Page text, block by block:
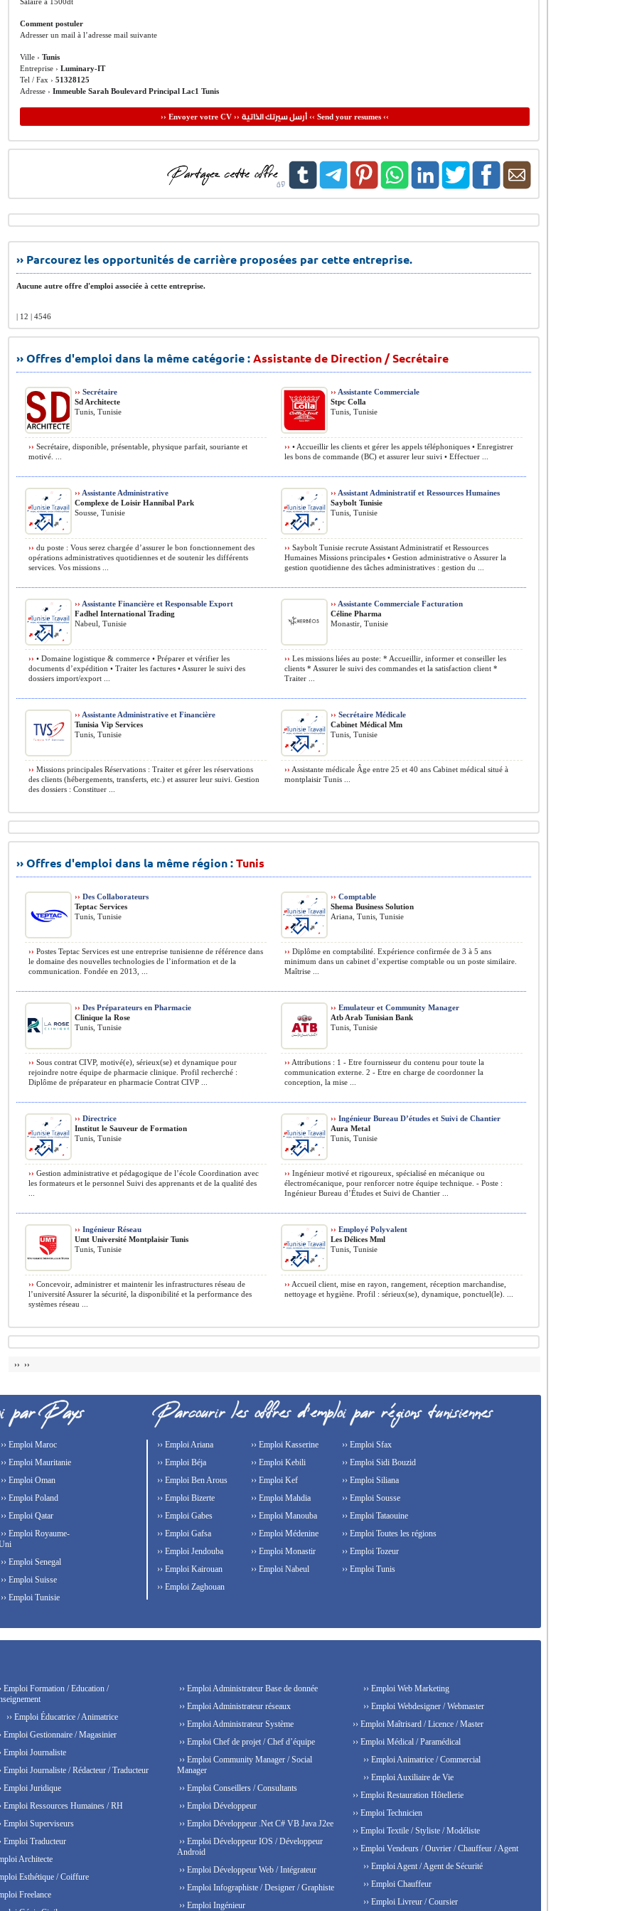
Comment postuler
Adresser un mail à l’adresse mail suivante
Ville › Tunis
Entreprise › Luminary-IT
Tel / Fax › 51328125
Adresse › Immeuble Sarah Boulevard Principal Lac1 Tunis
›› Envoyer votre CV ›› أرسل سيرتك الذاتية‹‹ Send your resumes ‹‹
›› Parcourez les opportunités de carrière proposées par cette entreprise.
Aucune autre offre d'emploi associée à cette entreprise.
| 12 | 4546
›› Offres d'emploi dans la même catégorie :Assistante de Direction / Secrétaire
›› Secrétaire
Sd Architecte
Tunis, Tunisie
›› Secrétaire, disponible, présentable, physique parfait, souriante et
motivé. ...
›› Assistante Commerciale
Stpc Colla
Tunis, Tunisie
›› • Accueillir les clients et gérer les appels téléphoniques • Enregistrer
les bons de commande (BC) et assurer leur suivi • Effectuer ...
›› Assistante Administrative
Complexe de Loisir Hannibal Park
Sousse, Tunisie
›› du poste : Vous serez chargée d’assurer le bon fonctionnement des
opérations administratives quotidiennes et de soutenir les différents
services. Vos missions ...
›› Assistant Administratif et Ressources Humaines
Saybolt Tunisie
Tunis, Tunisie
›› Saybolt Tunisie recrute Assistant Administratif et Ressources
Humaines Missions principales • Gestion administrative o Assurer la
gestion quotidienne des tâches administratives : gestion du ...
›› Assistante Financière et Responsable Export
Fadhel International Trading
Nabeul, Tunisie
›› • Domaine logistique & commerce • Préparer et vérifier les
documents d’expédition • Traiter les factures • Assurer le suivi des
dossiers import/export ...
›› Assistante Commerciale Facturation
Céline Pharma
Monastir, Tunisie
›› Les missions liées au poste: * Accueillir, informer et conseiller les
clients * Assurer le suivi des commandes et la satisfaction client *
Traiter ...
›› Assistante Administrative et Financière
Tunisia Vip Services
Tunis, Tunisie
›› Missions principales Réservations : Traiter et gérer les réservations
des clients (hébergements, transferts, etc.) et assurer leur suivi. Gestion
des dossiers : Constituer ...
›› Secrétaire Médicale
Cabinet Médical Mm
Tunis, Tunisie
›› Assistante médicale Âge entre 25 et 40 ans Cabinet médical situé à
montplaisir Tunis ...
›› Offres d'emploi dans la même région :Tunis
›› Des Collaborateurs
Teptac Services
Tunis, Tunisie
›› Postes Teptac Services est une entreprise tunisienne de référence dans
le domaine des nouvelles technologies de l’information et de la
communication. Fondée en 2013, ...
›› Comptable
Shema Business Solution
Ariana, Tunis, Tunisie
›› Diplôme en comptabilité. Expérience confirmée de 3 à 5 ans
minimum dans un cabinet d’expertise comptable ou un poste similaire.
Maîtrise ...
›› Des Préparateurs en Pharmacie
Clinique la Rose
Tunis, Tunisie
›› Sous contrat CIVP, motivé(e), sérieux(se) et dynamique pour
rejoindre notre équipe de pharmacie clinique. Profil recherché :
Diplôme de préparateur en pharmacie Contrat CIVP ...
›› Emulateur et Community Manager
Atb Arab Tunisian Bank
Tunis, Tunisie
›› Attributions : 1 - Etre fournisseur du contenu pour toute la
communication externe. 2 - Etre en charge de coordonner la
conception, la mise ...
›› Directrice
Institut le Sauveur de Formation
Tunis, Tunisie
›› Gestion administrative et pédagogique de l’école Coordination avec
les formateurs et le personnel Suivi des apprenants et de la qualité des
›› Ingénieur Bureau D’études et Suivi de Chantier
Aura Metal
Tunis, Tunisie
›› Ingénieur motivé et rigoureux, spécialisé en mécanique ou
électromécanique, pour renforcer notre équipe technique. - Poste :
Ingénieur Bureau d’Études et Suivi de Chantier ...
›› Ingénieur Réseau
Umt Université Montplaisir Tunis
Tunis, Tunisie
›› Concevoir, administrer et maintenir les infrastructures réseau de
l’université Assurer la sécurité, la disponibilité et la performance des
systèmes réseau ...
›› Employé Polyvalent
Les Délices Mml
Tunis, Tunisie
›› Accueil client, mise en rayon, rangement, réception marchandise,
nettoyage et hygiène. Profil : sérieux(se), dynamique, ponctuel(le). ...
›› ››
›› Emploi Maroc
›› Emploi Mauritanie
›› Emploi Oman
›› Emploi Poland
›› Emploi Qatar
›› Emploi Royaume-
›› Emploi Senegal
›› Emploi Suisse
›› Emploi Tunisie
›› Emploi Ariana
›› Emploi Béja
›› Emploi Ben Arous
›› Emploi Bizerte
›› Emploi Gabes
›› Emploi Gafsa
›› Emploi Jendouba
›› Emploi Kairouan
›› Emploi Kasserine
›› Emploi Kebili
›› Emploi Kef
›› Emploi Mahdia
›› Emploi Manouba
›› Emploi Médenine
›› Emploi Monastir
›› Emploi Nabeul
›› Emploi Sfax
›› Emploi Sidi Bouzid
›› Emploi Siliana
›› Emploi Sousse
›› Emploi Tataouine
›› Emploi Toutes les régions
›› Emploi Tozeur
›› Emploi Tunis
›› Emploi Zaghouan
Emploi Formation / Education /
›› Emploi Éducatrice / Animatrice
Emploi Gestionnaire / Magasinier
Emploi Journaliste
Emploi Journaliste / Rédacteur / Traducteur
Emploi Juridique
Emploi Ressources Humaines / RH
Emploi Superviseurs
Emploi Traducteur
Architecte
Esthétique / Coiffure
Freelance
›› Emploi Administrateur Base de donnée
›› Emploi Administrateur réseaux
›› Emploi Administrateur Système
›› Emploi Chef de projet / Chef d’équipe
›› Emploi Community Manager / Social
Manager
›› Emploi Conseillers / Consultants
›› Emploi Développeur
›› Emploi Développeur .Net C# VB Java J2ee
›› Emploi Développeur IOS / Développeur
Android
›› Emploi Développeur Web / Intégrateur
›› Emploi Infographiste / Designer / Graphiste
›› Emploi Ingénieur
›› Emploi Web Marketing
›› Emploi Webdesigner / Webmaster
›› Emploi Maîtrisard / Licence / Master
›› Emploi Médical / Paramédical
›› Emploi Animatrice / Commercial
›› Emploi Auxiliaire de Vie
›› Emploi Restauration Hôtellerie
›› Emploi Technicien
›› Emploi Textile / Styliste / Modéliste
›› Emploi Vendeurs / Ouvrier / Chauffeur / Agent
›› Emploi Agent / Agent de Sécurité
›› Emploi Chauffeur
›› Emploi Livreur / Coursier